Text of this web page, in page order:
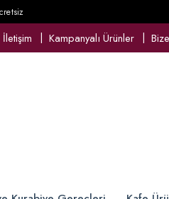
İletişim Kampanyalı Ürünler